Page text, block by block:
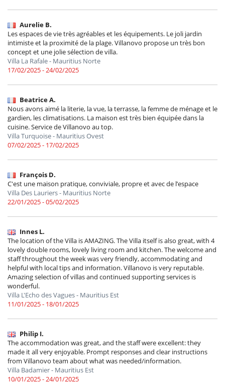
Aurelie B.
Les espaces de vie très agréables et les équipements. Le joli jardin
intimiste et la proximité de la plage. Villanovo propose un très bon
concept et une jolie sélection de villa.
Villa La Rafale - Mauritius Norte
17/02/2025 - 24/02/2025
Beatrice A.
Nous avons aimé la literie, la vue, la terrasse, la femme de ménage et le
gardien, les climatisations. La maison est très bien équipée dans la
cuisine. Service de Villanovo au top.
Villa Turquoise - Mauritius Ovest
07/02/2025 - 17/02/2025
François D.
C'est une maison pratique, conviviale, propre et avec de l’espace
Villa Des Lauriers - Mauritius Norte
22/01/2025 - 05/02/2025
Innes L.
The location of the Villa is AMAZING. The Villa itself is also great, with 4
lovely double rooms, lovely living room and kitchen. The welcome and
staff throughout the week was very friendly, accommodating and
helpful with local tips and information. Villanovo is very reputable.
Amazing selection of villas and continued supporting services is
wonderful.
Villa L'Echo des Vagues - Mauritius Est
11/01/2025 - 18/01/2025
Philip I.
The accommodation was great, and the staff were excellent: they
made it all very enjoyable. Prompt responses and clear instructions
from Villanovo team about what was needed/information.
Villa Badamier - Mauritius Est
10/01/2025 - 24/01/2025